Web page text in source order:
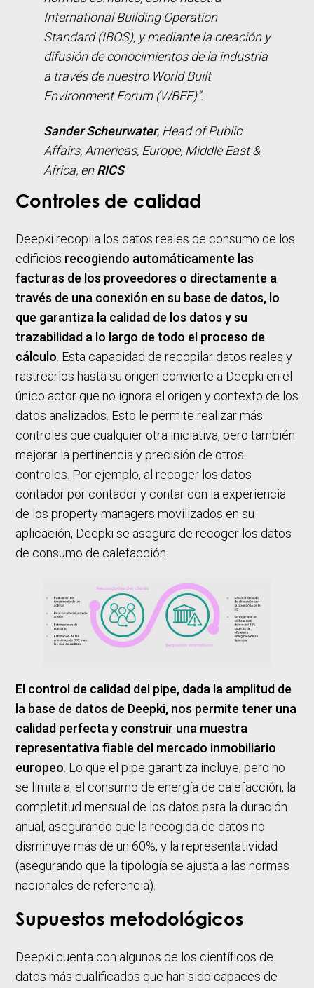
International Building Operation
Standard (IBOS), y mediante la creación y
difusión de conocimientos de la industria
a través de nuestro World Built
Environment Forum (WBEF)”.
Sander Scheurwater, Head of Public
Affairs, Americas, Europe, Middle East &
Africa, enRICS
Controles de calidad
Deepki recopila los datos reales de consumo de los
edificios recogiendo automáticamente las
facturas de los proveedores o directamente a
través de una conexión en su base de datos, lo
que garantiza la calidad de los datos y su
trazabilidad a lo largo de todo el proceso de
cálculo . Esta capacidad de recopilar datos reales y
rastrearlos hasta su origen convierte a Deepki en el
único actor que no ignora el origen y contexto de los
datos analizados. Esto le permite realizar más
controles que cualquier otra iniciativa, pero también
mejorar la pertinencia y precisión de otros
controles. Por ejemplo, al recoger los datos
contador por contador y contar con la experiencia
de los property managers movilizados en su
aplicación, Deepki se asegura de recoger los datos
de consumo de calefacción.
El control de calidad del pipe, dada la amplitud de
la base de datos de Deepki, nos permite tener una
calidad perfecta y construir una muestra
representativa fiable del mercado inmobiliario
europeo . Lo que el pipe garantiza incluye, pero no
se limita a; el consumo de energía de calefacción, la
completitud mensual de los datos para la duración
anual, asegurando que la recogida de datos no
disminuye más de un 60%, y la representatividad
(asegurando que la tipología se ajusta a las normas
nacionales de referencia).
Supuestos metodológicos
Deepki cuenta con algunos de los científicos de
datos más cualificados que han sido capaces de